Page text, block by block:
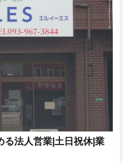
る法人営業|土日祝休|業